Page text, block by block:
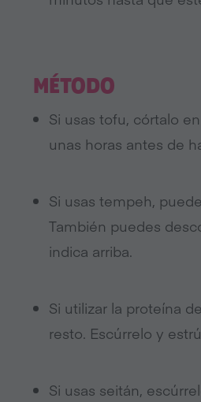
MÉTODO
Si usas tofu, córtalo
unas horas antes de
Si usas tempeh,
También puedes
indica arriba.
Si utilizar la proteína
resto. Escúrrelo y
Si usas seitán,